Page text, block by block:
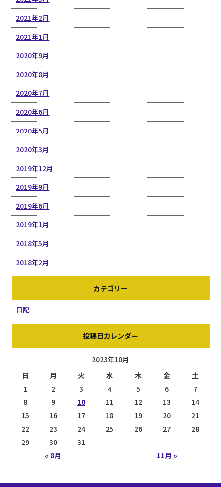
2021年2月
2021年1月
2020年9月
2020年8月
2020年7月
2020年6月
2020年5月
2020年3月
2019年12月
2019年9月
2019年6月
2019年1月
2018年5月
2018年2月
カテゴリー
日記
投稿日カレンダー
2023年10月
日
月 火 水 木 金 土
« 8月 11月 »
1 2 3 4 5 6
7
8
9 10 11 12 13
14
15
16 17 18 19 20
21
22
23 24 25 26 27
28
29
30 31